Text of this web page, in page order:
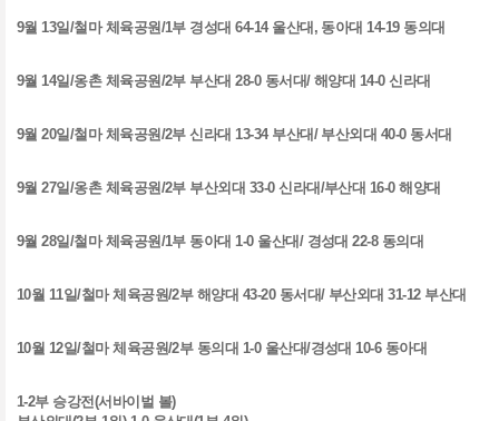
9월13일/철마 체육공원/1부 경성대64-14 울산대 , 동아대14-19 동의대
9월14일/옹촌 체육공원/2부 부산대28-0 동서대/ 해양대 14-0신라대
9월20일/철마 체육공원/2부 신라대13-34 부산대 / 부산외대 40-0 동서대
9월27일/옹촌 체육공원/2부 부산외대 33-0신라대 /부산대 16-0해양대
9월28일/철마 체육공원/1부 동아대1-0 울산대 / 경성대22-8 동의대
10월 11일/철마 체육공원/2부 해양대 43-20 동서대/ 부산외대31-12 부산대
10월 12일/철마 체육공원/2부 동의대 1-0 울산대/경성대10-6 동아대
1-2부 승강전(서바이벌 볼)